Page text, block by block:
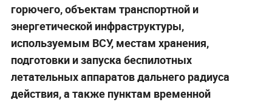
горючего, объектам транспортной и
энергетической инфраструктуры,
используемым ВСУ, местам хранения,
подготовки и запуска беспилотных
летательных аппаратов дальнего радиуса
действия, а также пунктам временной